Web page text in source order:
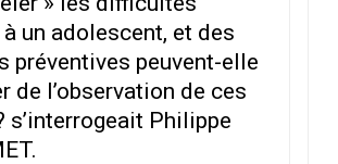
un adolescent, et des
préventives peuvent-elle
de l’observation de ces
s’interrogeait Philippe